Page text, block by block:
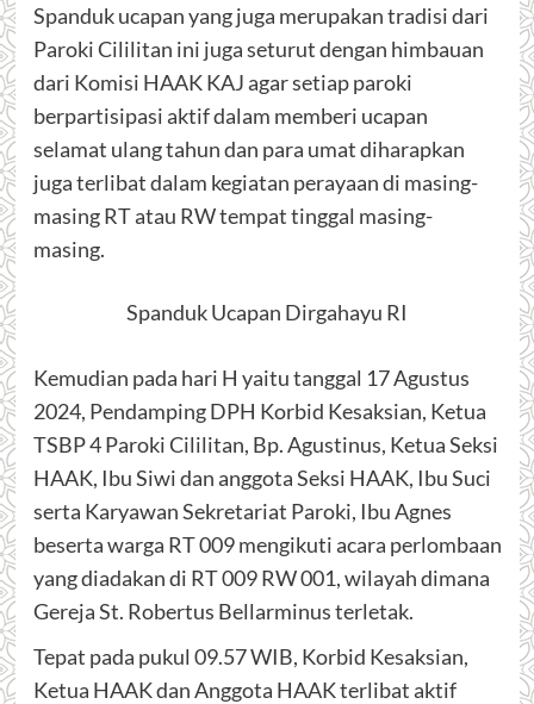
Spanduk ucapan yang juga merupakan tradisi dari
Paroki Cililitan ini juga seturut dengan himbauan
dari Komisi HAAK KAJ agar setiap paroki
berpartisipasi aktif dalam memberi ucapan
selamat ulang tahun dan para umat diharapkan
juga terlibat dalam kegiatan perayaan di masing-
masing RT atau RW tempat tinggal masing-
masing.
Spanduk Ucapan Dirgahayu RI
Kemudian pada hari H yaitu tanggal 17 Agustus
2024, Pendamping DPH Korbid Kesaksian, Ketua
TSBP 4 Paroki Cililitan, Bp. Agustinus, Ketua Seksi
HAAK, Ibu Siwi dan anggota Seksi HAAK, Ibu Suci
serta Karyawan Sekretariat Paroki, Ibu Agnes
beserta warga RT 009 mengikuti acara perlombaan
yang diadakan di RT 009 RW 001, wilayah dimana
Gereja St. Robertus Bellarminus terletak.
Tepat pada pukul 09.57 WIB, Korbid Kesaksian,
Ketua HAAK dan Anggota HAAK terlibat aktif